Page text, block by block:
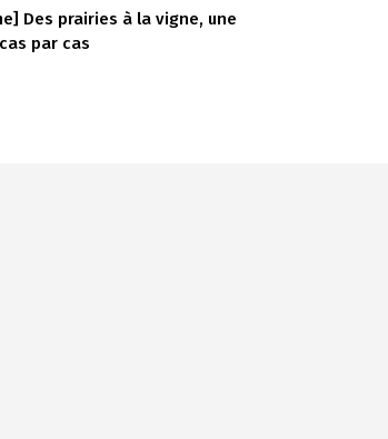
Des prairies à la vigne, une
par cas